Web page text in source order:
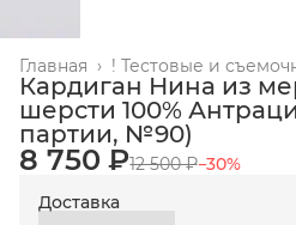
! Тестовые и
Главная ›
Кардиган Нина из
шерсти 100%
партии, №90)
8 750 ₽12 500 ₽−30%
Доставка